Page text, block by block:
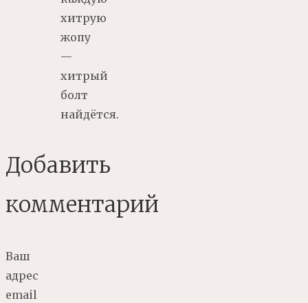
хитрую
жопу
—
хитрый
болт
найдётся.
Добавить
комментарий
Ваш
адрес
email